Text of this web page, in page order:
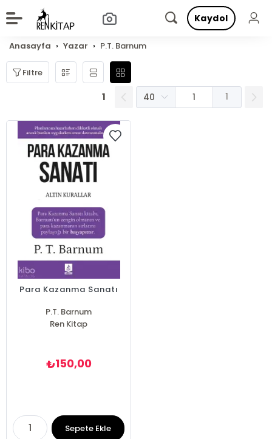
Kaydol
Anasayfa Yazar P.T. Barnum
Filtre
1 1
Para Kazanma Sanatı
P.T. Barnum
Ren Kitap
₺150,00
Sepete Ekle